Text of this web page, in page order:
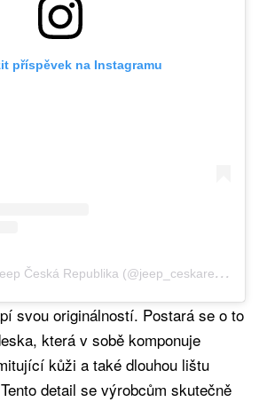
příspěvek na Instagramu
P
říspěvek sdílený Jeep Česká Republika (@jeep_ceskarepublika)
svou originálností. Postará se o to
která v sobě komponuje
kůži a také dlouhou lištu
detail se výrobcům skutečně